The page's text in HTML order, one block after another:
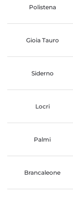
Polistena
Gioia Tauro
Siderno
Locri
Palmi
Brancaleone